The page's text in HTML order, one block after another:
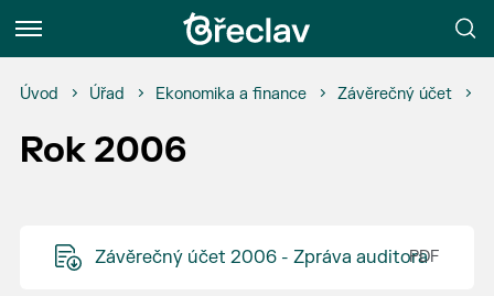
Menu
Úvod Úřad Ekonomika a finance Závěrečný účet
Rok 2006
Závěrečný účet 2006 - Zpráva auditora